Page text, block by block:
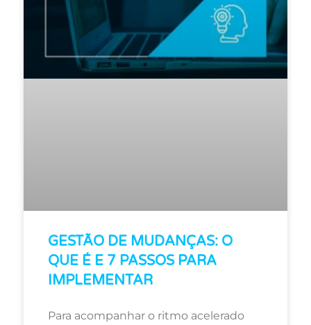
GESTÃO DE MUDANÇAS: O
QUE É E 7 PASSOS PARA
IMPLEMENTAR
Para acompanhar o ritmo acelerado